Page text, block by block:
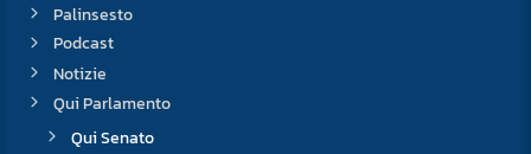
Palinsesto
Podcast
Notizie
Qui Parlamento
Qui Senato